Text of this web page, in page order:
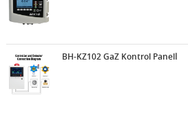
BH-KZ102 GaZ Kontrol Panelİ